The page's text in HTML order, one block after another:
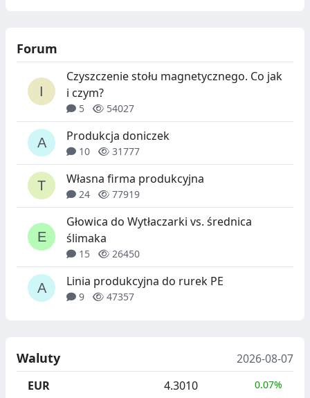
Forum
Czyszczenie stołu magnetycznego. Co jak
i czym?
5 54027
Produkcja doniczek
10 31777
Własna firma produkcyjna
24 77919
Głowica do Wytłaczarki vs. średnica
ślimaka
15 26450
Linia produkcyjna do rurek PE
9 47357
Waluty
2026-08-07
EUR
4.3010 0.07%